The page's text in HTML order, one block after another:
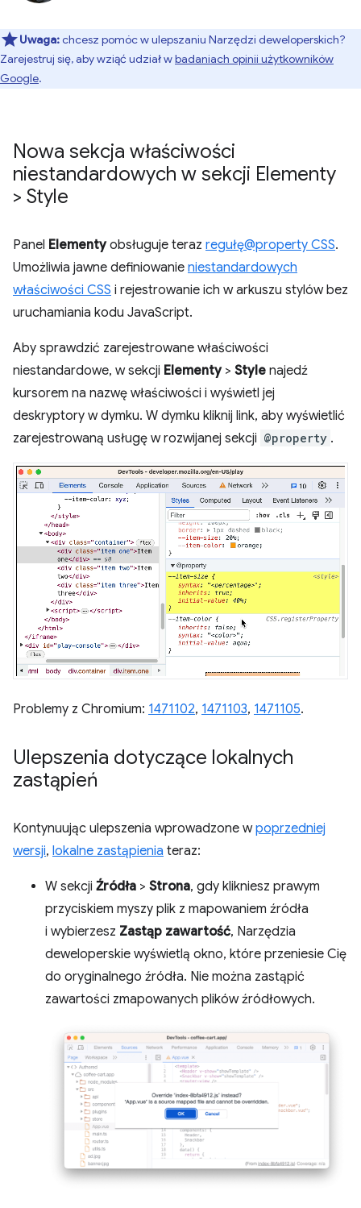
Uwaga:chcesz pomóc w ulepszaniu Narzędzi deweloperskich?
Zarejestruj się, aby wziąć udział wbadaniach opinii użytkowników
Google.
Nowa sekcja właściwości
niestandardowych w sekcji Elementy
> Style
Panel Elementyobsługuje teraz regułę@property CSS.
Umożliwia jawne definiowanie niestandardowych
właściwości CSS i rejestrowanie ich w arkuszu stylów bez
uruchamiania kodu JavaScript.
Aby sprawdzić zarejestrowane właściwości
niestandardowe, w sekcji Elementy> Style najedź
kursorem na nazwę właściwości i wyświetl jej
deskryptory w dymku. W dymku kliknij link, aby wyświetlić
zarejestrowaną usługę w rozwijanej sekcji @property .
Problemy z Chromium: 1471102, 1471103, 1471105.
Ulepszenia dotyczące lokalnych
zastąpień
Kontynuując ulepszenia wprowadzone wpoprzedniej
wersji, lokalne zastąpienia teraz:
W sekcji Źródła > Strona, gdy klikniesz prawym
przyciskiem myszy plik z mapowaniem źródła
i wybierzesz Zastąp zawartość, Narzędzia
deweloperskie wyświetlą okno, które przeniesie Cię
do oryginalnego źródła. Nie można zastąpić
zawartości zmapowanych plików źródłowych.